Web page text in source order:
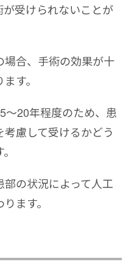
受けられないことが
場合、手術の効果が十
す。
～20年程度のため、患
慮して受けるかどう
の状況によって人工
ます。